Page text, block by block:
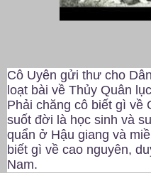
Cô Uyên gửi thư cho
loạt bài về Thủy Quân
Phải chăng cô biết gì về
suốt đời là học sinh và
quẩn ở Hậu giang và
biết gì về cao nguyên,
Nam.